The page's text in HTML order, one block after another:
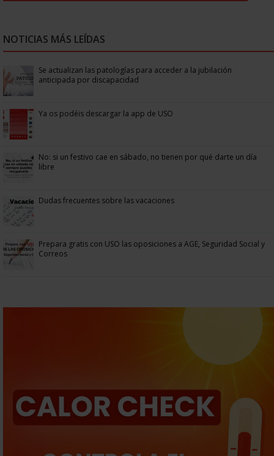
NOTICIAS MÁS LEÍDAS
Se actualizan las patologías para acceder a la jubilación
anticipada por discapacidad
Ya os podéis descargar la app de USO
No: si un festivo cae en sábado, no tienen por qué darte un día
libre
Dudas frecuentes sobre las vacaciones
Prepara gratis con USO las oposiciones a AGE, Seguridad Social y
Correos